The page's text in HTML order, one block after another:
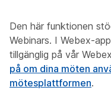
Den här funktionen
Webinars. I Webex-
tillgänglig på vår
på om dina möten
mötesplattformen.